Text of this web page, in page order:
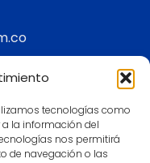
tecnologías como
la información del
nos permitirá
de navegación o las